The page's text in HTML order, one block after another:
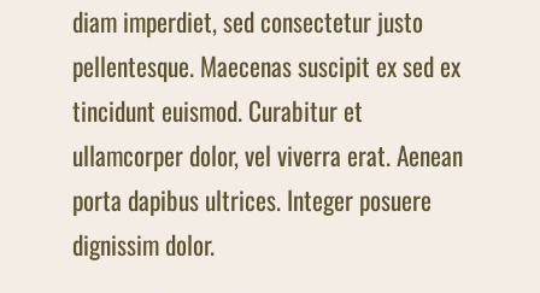
diam imperdiet, sed consectetur justo
pellentesque. Maecenas suscipit ex sed ex
tincidunt euismod. Curabitur et
ullamcorper dolor, vel viverra erat. Aenean
porta dapibus ultrices. Integer posuere
dignissim dolor.